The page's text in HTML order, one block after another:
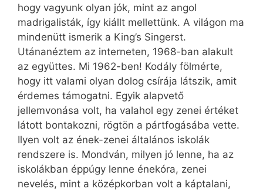
hogy vagyunk olyan jók, mint az angol
madrigalisták, így kiállt mellettünk. A világon ma
mindenütt ismerik a King’s Singerst.
Utánanéztem az interneten, 1968-ban alakult
az együttes. Mi 1962-ben! Kodály fölmérte,
hogy itt valami olyan dolog csírája látszik, amit
érdemes támogatni. Egyik alapvető
jellemvonása volt, ha valahol egy zenei értéket
látott bontakozni, rögtön a pártfogásába vette.
Ilyen volt az ének-zenei általános iskolák
rendszere is. Mondván, milyen jó lenne, ha az
iskolákban éppúgy lenne énekóra, zenei
nevelés, mint a középkorban volt a káptalani,